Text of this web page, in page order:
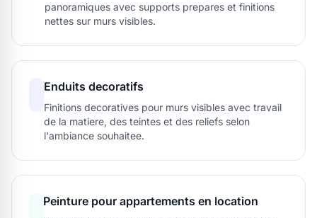
panoramiques avec supports prepares et finitions
nettes sur murs visibles.
Enduits decoratifs
Finitions decoratives pour murs visibles avec travail
de la matiere, des teintes et des reliefs selon
l'ambiance souhaitee.
Peinture pour appartements en location